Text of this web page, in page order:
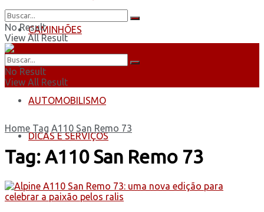
CAMINHÕES
ÔNIBUS
AUTOMOBILISMO
DICAS E SERVIÇOS
No Result
View All Result
No Result
View All Result
Home Tag A110 San Remo 73
Tag:A110 San Remo 73